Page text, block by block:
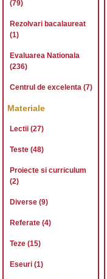
(79)
Rezolvari bacalaureat
(1)
Evaluarea Nationala
(236)
Centrul de excelenta (7)
Materiale
Lectii (27)
Teste (48)
Proiecte si curriculum
(2)
Diverse (9)
Referate (4)
Teze (15)
Eseuri (1)